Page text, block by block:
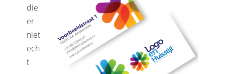
die
er
niet
ech
t